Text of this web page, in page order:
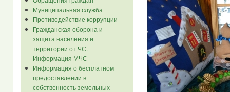
Муниципальная служба
Противодействие коррупции
Гражданская оборона и
защита населения и
территории от ЧС.
Информация МЧС
Информация о бесплатном
предоставлении в
собственность земельных